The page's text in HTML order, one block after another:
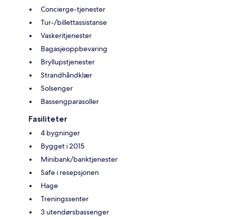
Concierge-tjenester
Tur-/billettassistanse
Vaskeritjenester
Bagasjeoppbevaring
Bryllupstjenester
Strandhåndklær
Solsenger
Bassengparasoller
Fasiliteter
4 bygninger
Bygget i 2015
Minibank/banktjenester
Safe i resepsjonen
Hage
Treningssenter
3 utendørsbassenger